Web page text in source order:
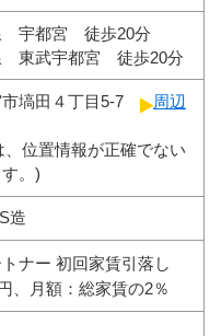
宇都宮 徒歩20分
東武宇都宮 徒歩20分
市塙田４丁目5-7
周辺
、位置情報が正確でない
。)
造
ナー 初回家賃引落し
、月額：総家賃の2％